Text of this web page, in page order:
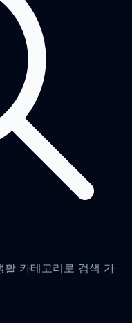
활 카테고리로 검색 가